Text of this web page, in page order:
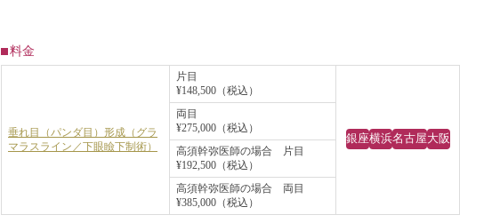
料金
垂れ目（パンダ目）形成（グラ
マラスライン／下眼瞼下制術）
片目
¥148,500（税込）
銀座横浜名古屋大阪
両目
¥275,000（税込）
高須幹弥医師の場合 片目
¥192,500（税込）
高須幹弥医師の場合 両目
¥385,000（税込）